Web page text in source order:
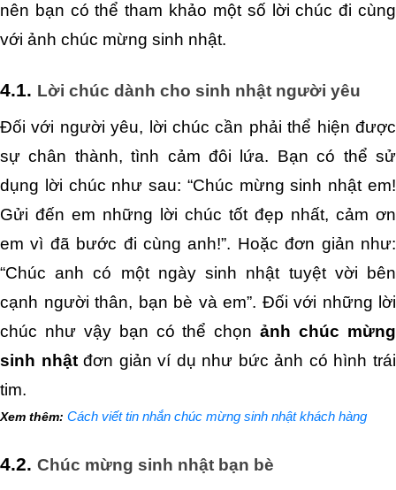
nên bạn có thể tham khảo một số lời chúc đi cùng
với ảnh chúc mừng sinh nhật.
4.1. Lời chúc dành cho sinh nhật người yêu
Đối với người yêu, lời chúc cần phải thể hiện được
sự chân thành, tình cảm đôi lứa. Bạn có thể sử
dụng lời chúc như sau: “Chúc mừng sinh nhật em!
Gửi đến em những lời chúc tốt đẹp nhất, cảm ơn
em vì đã bước đi cùng anh!”. Hoặc đơn giản như:
“Chúc anh có một ngày sinh nhật tuyệt vời bên
cạnh người thân, bạn bè và em”. Đối với những lời
chúc như vậy bạn có thể chọn ảnh chúc mừng
sinh nhật đơn giản ví dụ như bức ảnh có hình trái
tim.
Xem thêm: Cách viết tin nhắn chúc mừng sinh nhật khách hàng
4.2. Chúc mừng sinh nhật bạn bè